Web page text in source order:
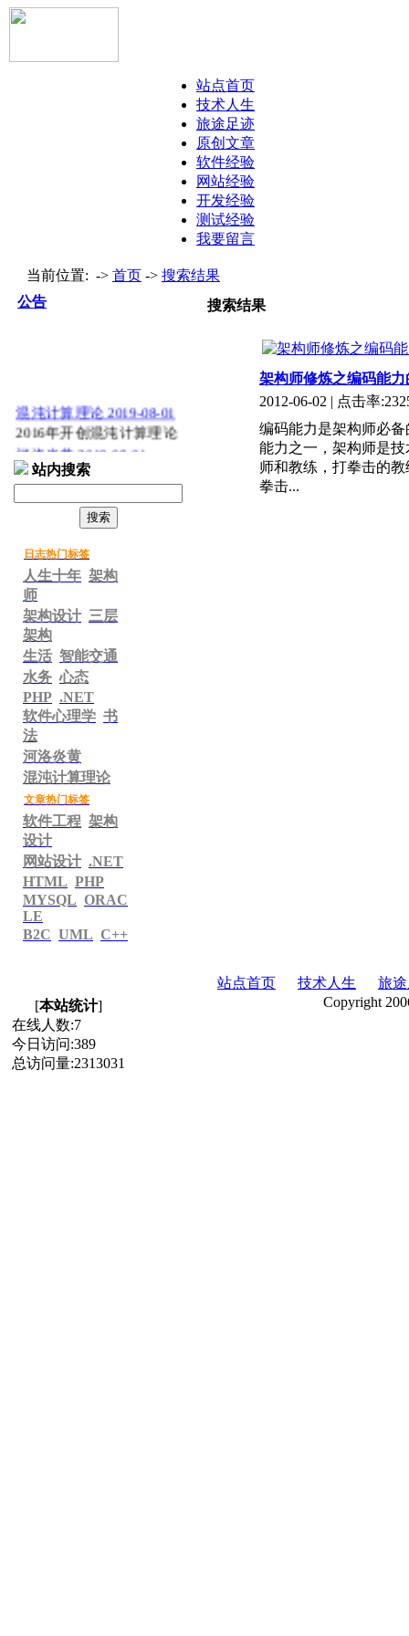
站点首页
技术人生
旅途足迹
原创文章
软件经验
网站经验
开发经验
测试经验
我要留言
当前位置: -> 首页 -> 搜索结果
公告
混沌计算理论 2019-08-01
2016年开创混沌计算理论
河洛炎黄 2019-08-01
2019年6月成立河洛炎黄
百度抽吧 2013-10-27
百度跟谷歌还是有太多差
距！
2013年6月8日开始艺术营
销研究 2013-06-09
建立艺术营销理论及体
系。
书法时光博客 2013-05-29
胡春和书法时光博客推
荐！
http://blog.sina.com.cn/huch
unheshufa
只卖精品书法城 2013-05-
29
只卖精品书法城
增加翠竹公园照片及介
绍 2013-02-28
增加翠竹公园照片及相关
系列文章。
折腾 2012-07-14
SEO的核心还是原创。
百度真能抽 2012-07-03
了。
软件架构师 2012-06-17
以下的时间完善架构设计
之软件架构师系列文章。
站内搜索
日志热门标签
人生十年 架构
师
架构设计 三层
架构
生活 智能交通
水务 心态
PHP .NET
软件心理学 书
法
河洛炎黄
混沌计算理论
文章热门标签
软件工程 架构
设计
网站设计 .NET
HTML PHP
MYSQL ORAC
LE
B2C UML C++
搜索结果
架构师修炼之编码能力
2012-06-02 | 点击率:
编码能力是架构师必备
能力之一，架构师是技
师和教练，打拳击的教
拳击...
站点首页 技术人生
旅
[本站统计]
在线人数:7
今日访问:389
总访问量:2313031
Copyright